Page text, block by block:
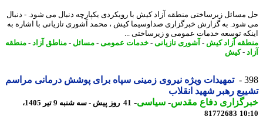
زیرساختی منطقه آزاد کیش با رویکردی یکپارچه دنبال می شود. - دنبال
به گزارش خبرگزاری صداوسیما کیش ، محمد آشوری تازیانی با اشاره به
توسعه خدمات عمومی و زیرساختی ...
آزاد کیش-آشوری تازیانی -خدمات عمومی-مسائل-مناطق آزاد- منطقه
- کیش
تمهیدات ویژه نیروی زمینی سپاه برای پوشش درمانی مراسم
رهبر شهید انقلاب
دفاع مقدس-سیاسی-
41 روز پیش - سه شنبه 9 تیر 1405،
81772683